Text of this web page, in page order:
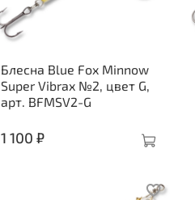
Блесна Blue Fox Minnow
Super Vibrax №2, цвет G,
арт. BFMSV2-G
1 100 ₽